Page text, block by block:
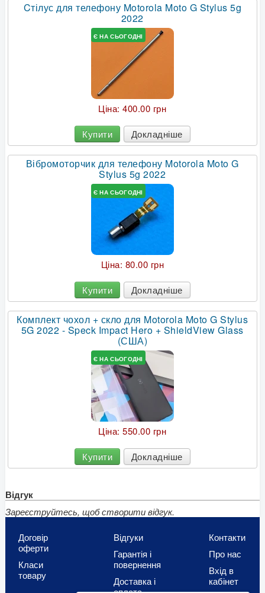
Cтілус для телефону Motorola Moto G Stylus 5g
2022
Є НА СЬОГОДНІ
Ціна:400.00 грн
Купити Докладніше
Вібромоторчик для телефону Motorola Moto G
Stylus 5g 2022
Є НА СЬОГОДНІ
Ціна: 80.00 грн
Купити Докладніше
Комплект чохол + скло для Motorola Moto G Stylus
5G 2022 - Speck Impact Hero + ShieldView Glass
(США)
Є НА СЬОГОДНІ
Ціна:550.00 грн
Купити Докладніше
Відгук
Зареєструйтесь, щоб створити відгук.
Договір
оферти
Класи
товару
Відгуки
Гарантія і
повернення
Доставка і
Контакти
Про нас
Вхід в
кабінет